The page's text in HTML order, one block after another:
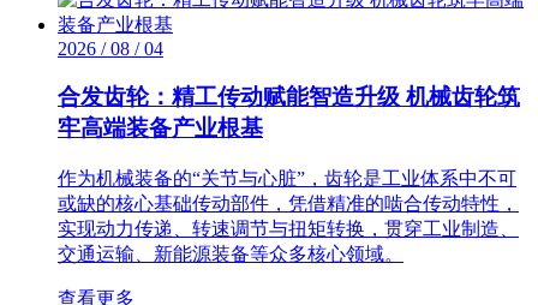
2026 / 08 / 04
合发齿轮：精工传动赋能智造升级 机械齿轮筑
牢高端装备产业根基
作为机械装备的“关节与心脏”，齿轮是工业体系中不可
或缺的核心基础传动部件，凭借精准的啮合传动特性，
实现动力传递、转速调节与扭矩转换，贯穿工业制造、
交通运输、新能源装备等众多核心领域。
查看更多